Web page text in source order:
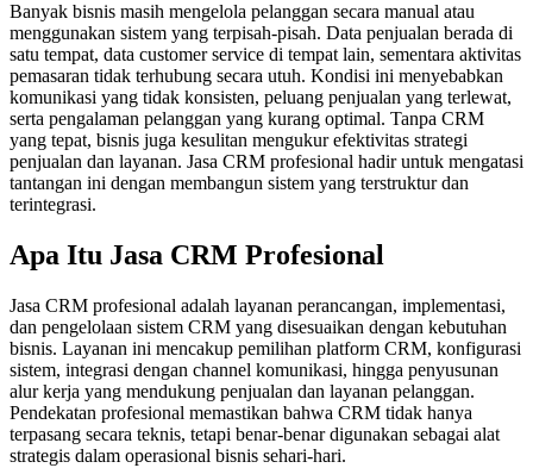
Banyak bisnis masih mengelola pelanggan secara manual atau
menggunakan sistem yang terpisah-pisah. Data penjualan berada di
satu tempat, data customer service di tempat lain, sementara aktivitas
pemasaran tidak terhubung secara utuh. Kondisi ini menyebabkan
komunikasi yang tidak konsisten, peluang penjualan yang terlewat,
serta pengalaman pelanggan yang kurang optimal. Tanpa CRM
yang tepat, bisnis juga kesulitan mengukur efektivitas strategi
penjualan dan layanan. Jasa CRM profesional hadir untuk mengatasi
tantangan ini dengan membangun sistem yang terstruktur dan
terintegrasi.
Apa Itu Jasa CRM Profesional
Jasa CRM profesional adalah layanan perancangan, implementasi,
dan pengelolaan sistem CRM yang disesuaikan dengan kebutuhan
bisnis. Layanan ini mencakup pemilihan platform CRM, konfigurasi
sistem, integrasi dengan channel komunikasi, hingga penyusunan
alur kerja yang mendukung penjualan dan layanan pelanggan.
Pendekatan profesional memastikan bahwa CRM tidak hanya
terpasang secara teknis, tetapi benar-benar digunakan sebagai alat
strategis dalam operasional bisnis sehari-hari.